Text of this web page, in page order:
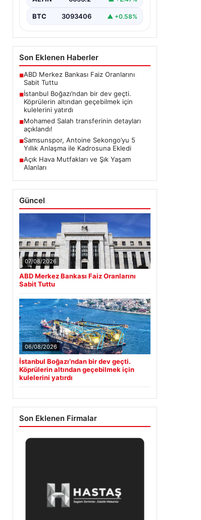
BTC 3093406 ▲ +0.58%
Son Eklenen Haberler
■ABD Merkez Bankası Faiz Oranlarını
Sabit Tuttu
■İstanbul Boğazı’ndan bir dev geçti.
Köprülerin altından geçebilmek için
kulelerini yatırdı
■Mohamed Salah transferinin detayları
açıklandı!
■Samsunspor, Antoine Sekongo’yu 5
Yıllık Anlaşma ile Kadrosuna Ekledi
■Açık Hava Mutfakları ve Şık Yaşam
Alanları
Güncel
07/08/2026
ABD Merkez Bankası Faiz Oranlarını
Sabit Tuttu
06/08/2026
İstanbul Boğazı’ndan bir dev geçti.
Köprülerin altından geçebilmek için
kulelerini yatırdı
Son Eklenen Firmalar